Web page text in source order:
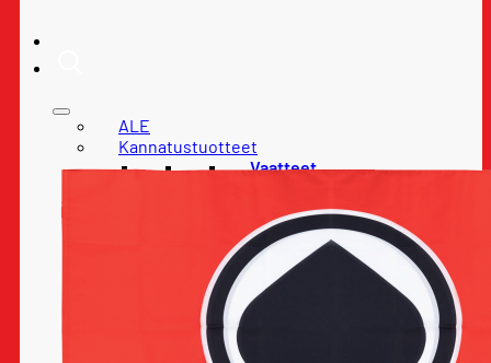
ALE
Kannatustuotteet
Vaatteet
Paidat
Hupparit ja colleget
Takit
Lapset
Lasten housut
Lasten hupparit ja